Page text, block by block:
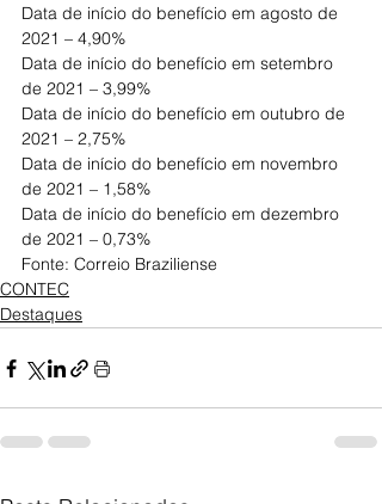
Data de início do benefício em agosto de
2021 – 4,90%
Data de início do benefício em setembro
de 2021 – 3,99%
Data de início do benefício em outubro de
2021 – 2,75%
Data de início do benefício em novembro
de 2021 – 1,58%
Data de início do benefício em dezembro
de 2021 – 0,73%
Fonte: Correio Braziliense
CONTEC
Destaques